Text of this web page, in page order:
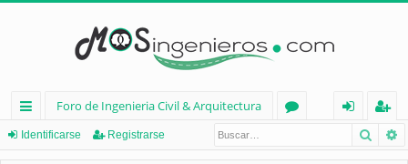
nl
Foro de Ingenieria Civil & Arquitectura
eg
Identificarse Registrarse